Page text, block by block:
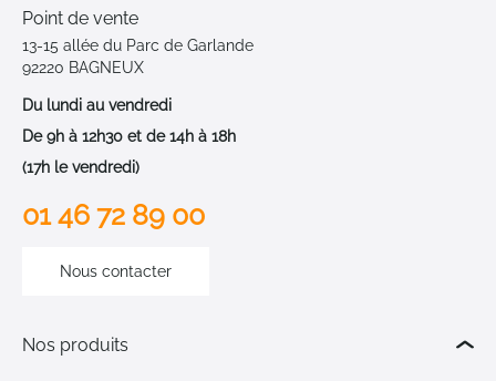
Point de vente
13-15 allée du Parc de Garlande
92220 BAGNEUX
Du lundi au vendredi
De 9h à 12h30 et de 14h à 18h
(17h le vendredi)
01 46 72 89 00
Nous contacter
Nos produits